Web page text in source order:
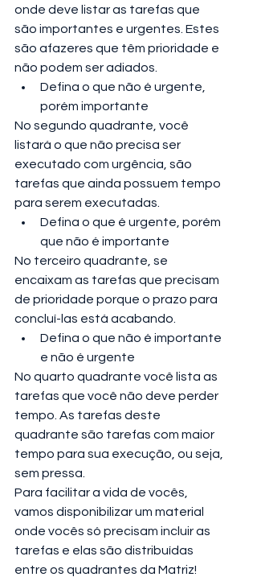
onde deve listar as tarefas que
são importantes e urgentes. Estes
são afazeres que têm prioridade e
não podem ser adiados.
Defina o que não é urgente,
porém importante
No segundo quadrante, você
listará o que não precisa ser
executado com urgência, são
tarefas que ainda possuem tempo
para serem executadas.
Defina o que é urgente, porém
que não é importante
No terceiro quadrante, se
encaixam as tarefas que precisam
de prioridade porque o prazo para
concluí-las está acabando.
Defina o que não é importante
e não é urgente
No quarto quadrante você lista as
tarefas que você não deve perder
tempo. As tarefas deste
quadrante são tarefas com maior
tempo para sua execução, ou seja,
sem pressa.
Para facilitar a vida de vocês,
vamos disponibilizar um material
onde vocês só precisam incluir as
tarefas e elas são distribuídas
entre os quadrantes da Matriz!